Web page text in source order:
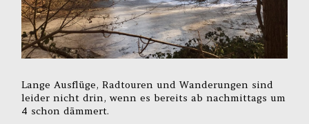
Lange Ausflüge, Radtouren und Wanderungen sind
leider nicht drin, wenn es bereits ab nachmittags um
4 schon dämmert.